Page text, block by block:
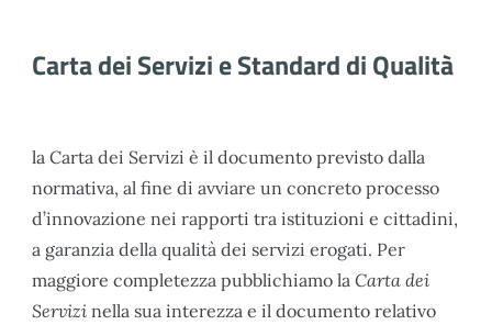
Carta dei Servizi e Standard di Qualità
la Carta dei Servizi è il documento previsto dalla
normativa, al fine di avviare un concreto processo
d’innovazione nei rapporti tra istituzioni e cittadini,
a garanzia della qualità dei servizi erogati. Per
maggiore completezza pubblichiamo la Carta dei
Servizi nella sua interezza e il documento relativo